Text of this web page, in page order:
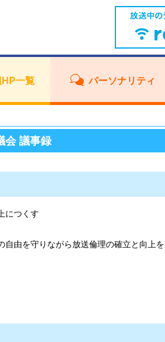
一覧 パーソナリティ
会 議事録
につくす
由を守りながら放送倫理の確立と向上を